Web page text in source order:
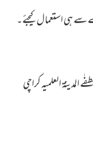
ہی استعمال کیجئے۔
العلمیہ کراچی